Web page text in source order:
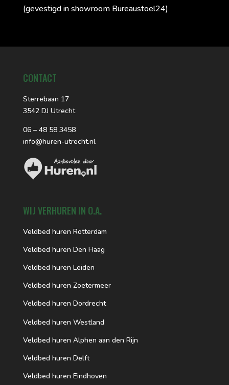
(gevestigd in showroom Bureaustoel24)
CONTACT
Sterrebaan 17
3542 DJ Utrecht
06 – 48 58 3458
info@huren-utrecht.nl
WIJ VERHUREN IN O.A.
Veldbed huren Rotterdam
Veldbed huren Den Haag
Veldbed huren Leiden
Veldbed huren Zoetermeer
Veldbed huren Dordrecht
Veldbed huren Westland
Veldbed huren Alphen aan den Rijn
Veldbed huren Delft
Veldbed huren Eindhoven